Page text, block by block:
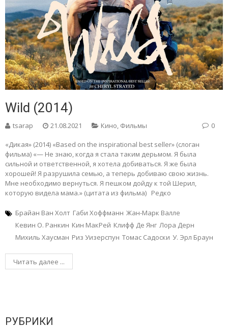
Wild (2014)
tsarap 21.08.2021 Кино, Фильмы 0
«Дикая» (2014) «Based on the inspirational best seller» (слоган
фильма) «— Не знаю, когда я стала таким дерьмом. Я была
сильной и ответственной, я хотела добиваться. Я же была
хорошей! Я разрушила семью, а теперь добиваю свою жизнь.
Мне необходимо вернуться. Я пешком дойду к той Шерил,
которую видела мама.» (цитата из фильма) Редко
Брайан Ван Холт Габи Хоффманн Жан-Марк Валле
Кевин О. Ранкин Кин МакРей Клифф Де Янг Лора Дерн
Михиль Хаусман Риз Уизерспун Томас Садоски У. Эрл Браун
Читать далее ...
РУБРИКИ